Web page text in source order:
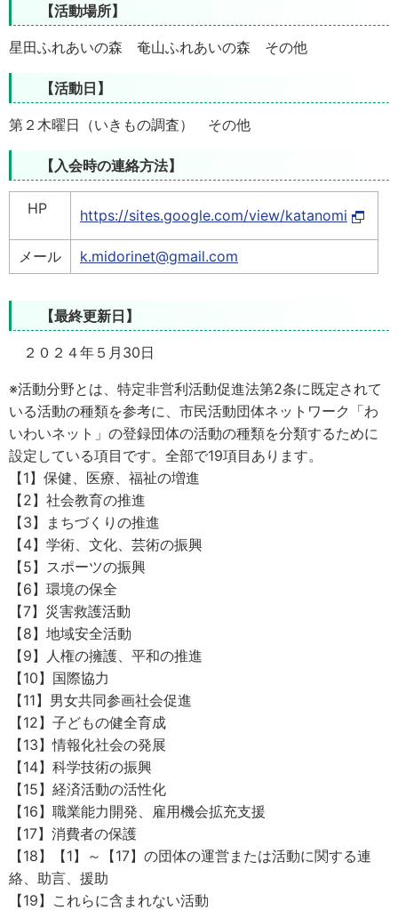
【活動場所】
星田ふれあいの森 奄山ふれあいの森 その他
【活動日】
第２木曜日（いきもの調査） その他
【入会時の連絡方法】
HP https://sites.google.com/view/katanomi
メール k.midorinet@gmail.com
【最終更新日】
２０２４年５月30日
※活動分野とは、特定非営利活動促進法第2条に既定されて
いる活動の種類を参考に、市民活動団体ネットワーク「わ
いわいネット」の登録団体の活動の種類を分類するために
設定している項目です。全部で19項目あります。
【1】保健、医療、福祉の増進
【2】社会教育の推進
【3】まちづくりの推進
【4】学術、文化、芸術の振興
【5】スポーツの振興
【6】環境の保全
【7】災害救護活動
【8】地域安全活動
【9】人権の擁護、平和の推進
【10】国際協力
【11】男女共同参画社会促進
【12】子どもの健全育成
【13】情報化社会の発展
【14】科学技術の振興
【15】経済活動の活性化
【16】職業能力開発、雇用機会拡充支援
【17】消費者の保護
【18】【1】～【17】の団体の運営または活動に関する連
絡、助言、援助
【19】これらに含まれない活動